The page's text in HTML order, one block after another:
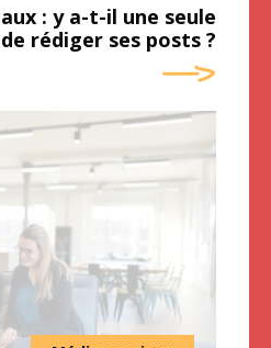
: y a-t-il une seule
rédiger ses posts ?